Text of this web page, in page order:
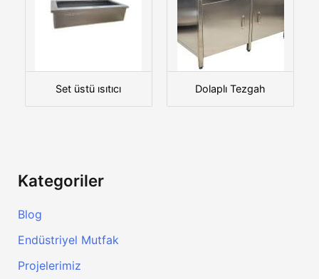
Set üstü ısıtıcı Dolaplı Tezgah
Kategoriler
Blog
Endüstriyel Mutfak
Projelerimiz